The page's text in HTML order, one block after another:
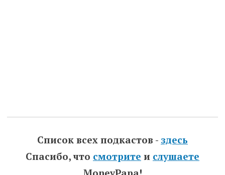
Список всех подкастов - здесь
Спасибо, что смотрите и слушаете